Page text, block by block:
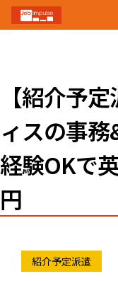
【紹介予
ィスの事
経験OKで
円
紹介予定派遣